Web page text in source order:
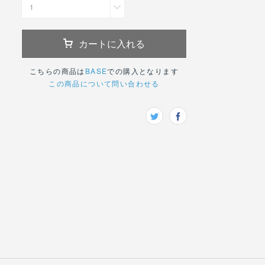
1
カートに入れる
こちらの商品は BASEでの購入となります
この商品について問い合わせる